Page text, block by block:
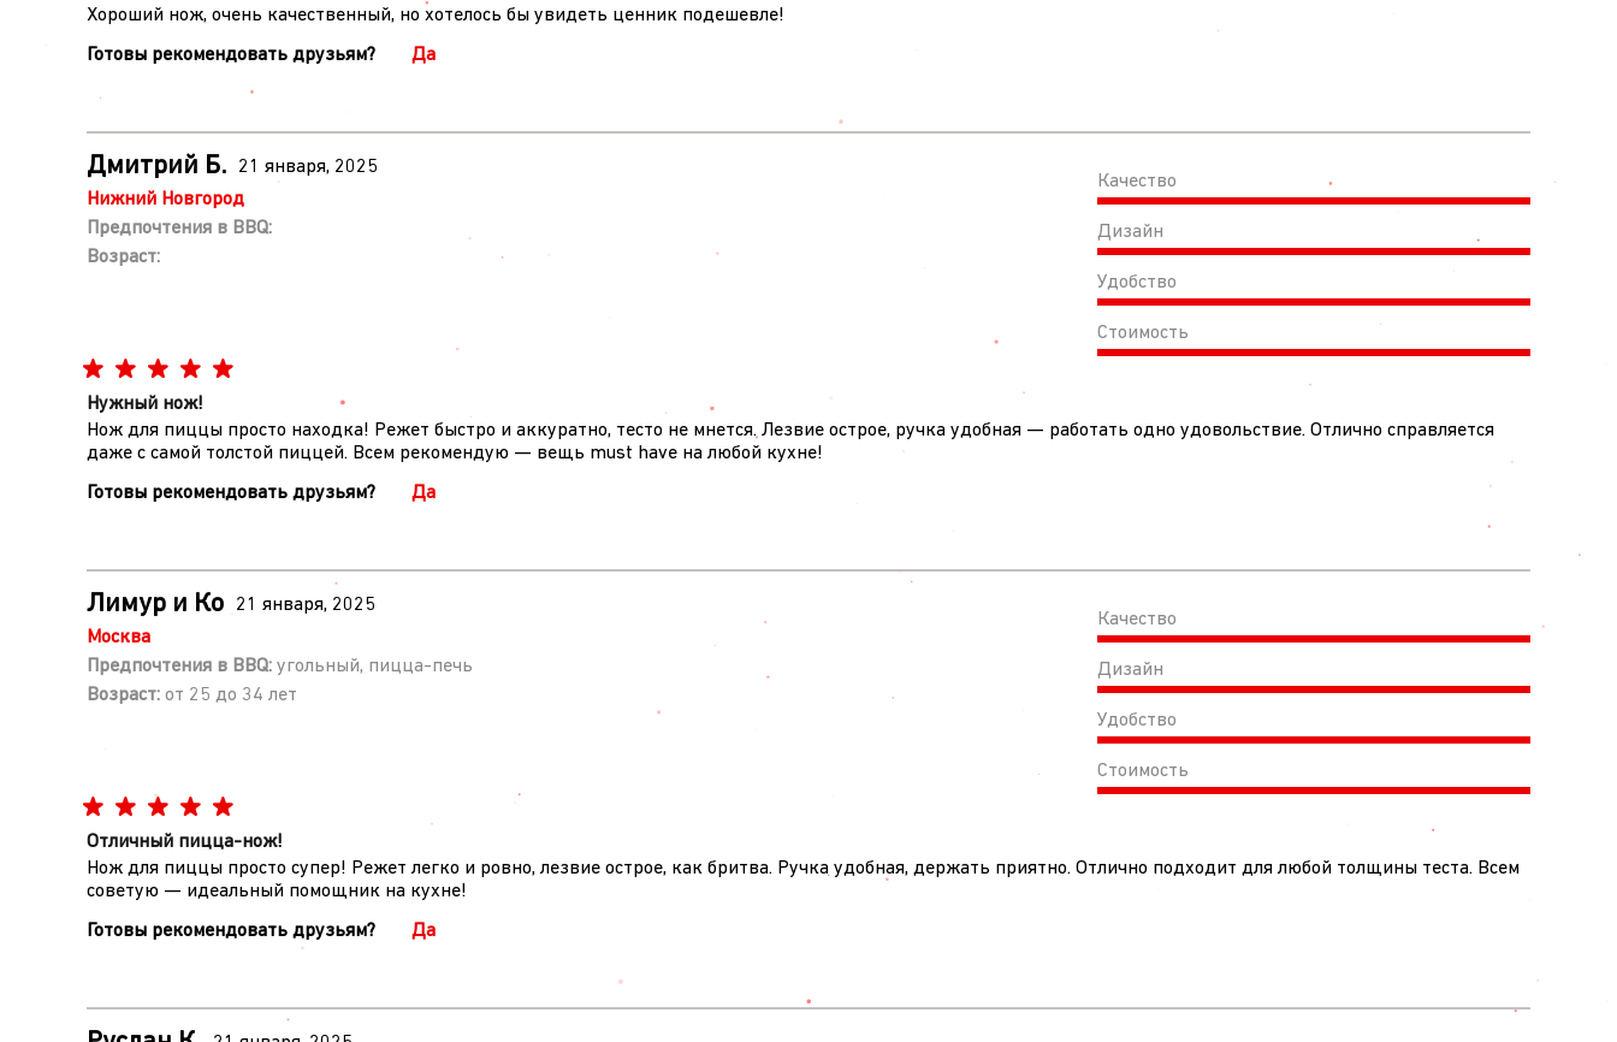
Хороший нож, очень качественный, но хотелось бы увидеть ценник подешевле!
Готовы рекомендовать друзьям? Да
Дмитрий Б.
21 января, 2025
Нижний Новгород
Предпочтения в BBQ:
Возраст:
Качество
Дизайн
Удобство
Стоимость
Нужный нож!
Нож для пиццы просто находка! Режет быстро и аккуратно, тесто не мнется. Лезвие острое, ручка удобная — работать одно удовольствие. Отлично справляется
даже с самой толстой пиццей. Всем рекомендую — вещь must have на любой кухне!
Готовы рекомендовать друзьям? Да
Лимур и Ко
21 января, 2025
Москва
Предпочтения в BBQ: угольный, пицца-печь
Возраст: от 25 до 34 лет
Качество
Дизайн
Удобство
Стоимость
Отличный пицца-нож!
Нож для пиццы просто супер! Режет легко и ровно, лезвие острое, как бритва. Ручка удобная, держать приятно. Отлично подходит для любой толщины теста. Всем
советую — идеальный помощник на кухне!
Готовы рекомендовать друзьям? Да